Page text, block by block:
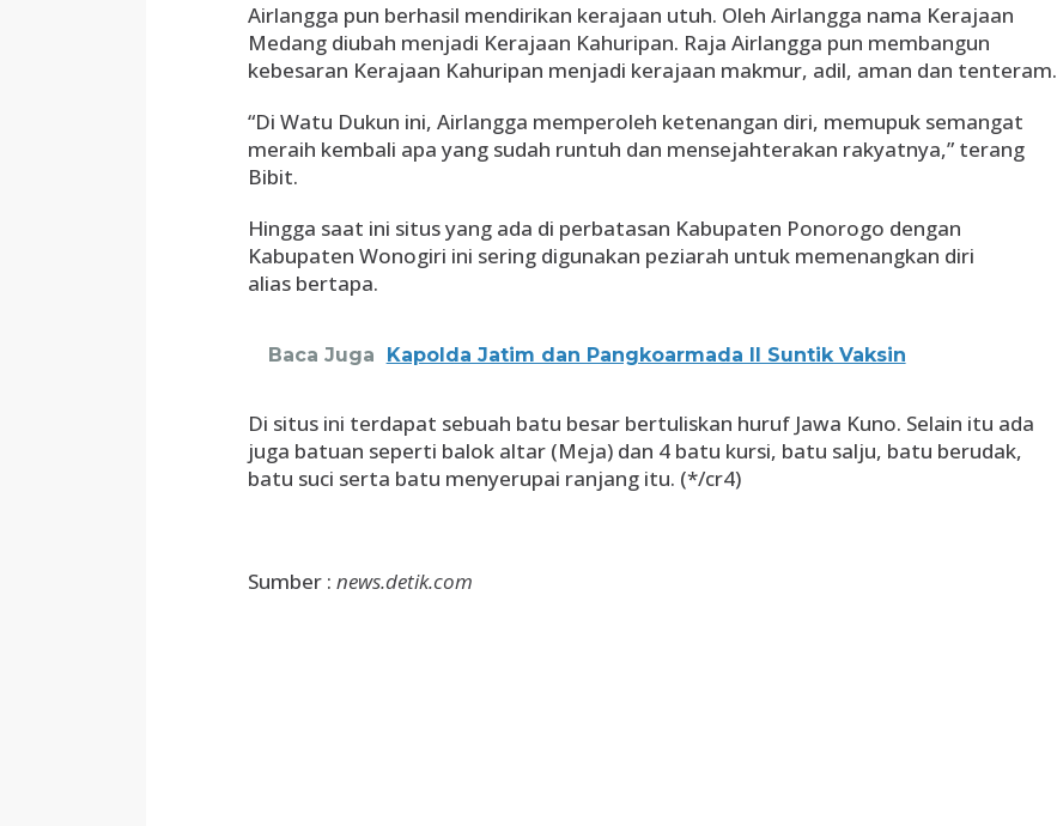
Airlangga pun berhasil mendirikan kerajaan utuh. Oleh Airlangga nama Kerajaan
Medang diubah menjadi Kerajaan Kahuripan. Raja Airlangga pun membangun
kebesaran Kerajaan Kahuripan menjadi kerajaan makmur, adil, aman dan tenteram.
“Di Watu Dukun ini, Airlangga memperoleh ketenangan diri, memupuk semangat
meraih kembali apa yang sudah runtuh dan mensejahterakan rakyatnya,” terang
Bibit.
Hingga saat ini situs yang ada di perbatasan Kabupaten Ponorogo dengan
Kabupaten Wonogiri ini sering digunakan peziarah untuk memenangkan diri
alias bertapa.
Baca Juga Kapolda Jatim dan Pangkoarmada II Suntik Vaksin
Di situs ini terdapat sebuah batu besar bertuliskan huruf Jawa Kuno. Selain itu ada
juga batuan seperti balok altar (Meja) dan 4 batu kursi, batu salju, batu berudak,
batu suci serta batu menyerupai ranjang itu. (*/cr4)
Sumber : news.detik.com